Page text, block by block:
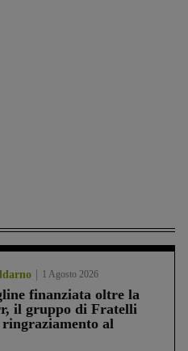
1 Agosto 2026
finanziata oltre la
il gruppo di Fratelli
al